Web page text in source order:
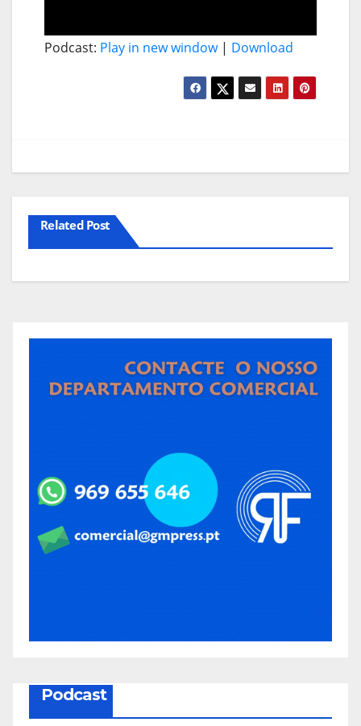
Podcast: Play in new window| Download
Related Post
Podcast